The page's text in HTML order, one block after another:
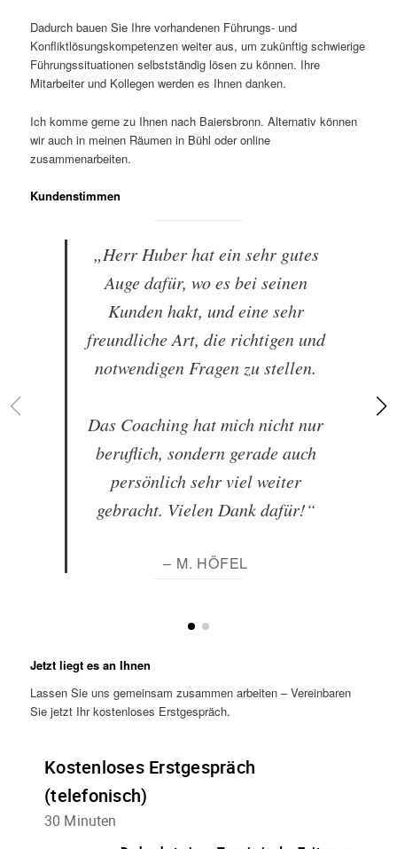
Dadurch bauen Sie Ihre vorhandenen Führungs- und
Konfliktlösungskompetenzen weiter aus, um zukünftig schwierige
Führungssituationen selbstständig lösen zu können. Ihre
Mitarbeiter und Kollegen werden es Ihnen danken.
Ich komme gerne zu Ihnen nach Baiersbronn. Alternativ können
wir auch in meinen Räumen in Bühl oder online
zusammenarbeiten.
Kundenstimmen
„Herr Huber hat ein sehr gutes
Auge dafür, wo es bei seinen
Kunden hakt, und eine sehr
freundliche Art, die richtigen und
notwendigen Fragen zu stellen.
Das Coaching hat mich nicht nur
beruflich, sondern gerade auch
persönlich sehr viel weiter
gebracht. Vielen Dank dafür!“
– M. HÖFEL
Jetzt liegt es an Ihnen
Lassen Sie uns gemeinsam zusammen arbeiten – Vereinbaren
Sie jetzt Ihr kostenloses Erstgespräch.